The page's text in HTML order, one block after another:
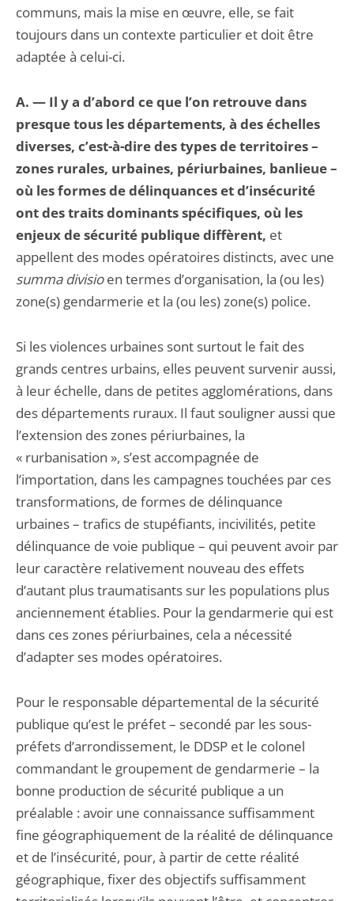
communs, mais la mise en œuvre, elle, se fait
toujours dans un contexte particulier et doit être
adaptée à celui-ci.
A. — Il y a d’abord ce que l’on retrouve dans
presque tous les départements, à des échelles
diverses, c’est-à-dire des types de territoires –
zones rurales, urbaines, péri­urbaines, banlieue –
où les formes de délinquances et d’insécurité
ont des traits dominants spécifiques, où les
enjeux de sécurité publique diffèrent, et
appellent des modes opératoires distincts, avec une
summa divisioen termes d’organisation, la (ou les)
zone(s) gendarmerie et la (ou les) zone(s) police.
Si les violences urbaines sont surtout le fait des
grands centres urbains, elles peuvent survenir aussi,
à leur échelle, dans de petites agglomérations, dans
des départements ruraux. Il faut souligner aussi que
l’extension des zones périurbaines, la
« rurbanisation », s’est accom­pagnée de
l’importation, dans les campagnes touchées par ces
transformations, de formes de délinquance
urbaines – trafics de stupéfiants, incivilités, petite
délinquance de voie publique – qui peuvent avoir par
leur caractère relativement nouveau des effets
d’autant plus trauma­tisants sur les populations plus
anciennement établies. Pour la gendarmerie qui est
dans ces zones périurbaines, cela a nécessité
d’adapter ses modes opératoires.
Pour le responsable départemental de la sécurité
publique qu’est le préfet – secondé par les sous-
préfets d’arrondissement, le DDSP et le colonel
commandant le groupement de gendar­merie – la
bonne production de sécurité publique a un
préalable : avoir une connaissance suffisamment
fine géographiquement de la réalité de délinquance
et de l’insécurité, pour, à partir de cette réalité
géographique, fixer des objectifs suffisamment